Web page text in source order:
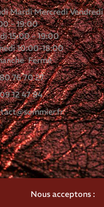
Mardi Mercredi Vendredi
- 19:00
15:00 - 19:00
10:00-18:00
Fermé
76 70 27
12 47 84
Nous acceptons :